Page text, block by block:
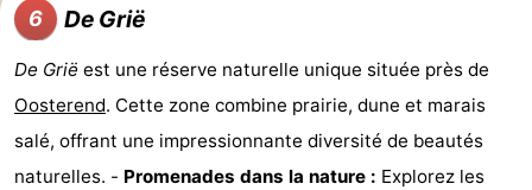
6 De Grië
De Grië est une réserve naturelle unique située près de
Oosterend. Cette zone combine prairie, dune et marais
salé, offrant une impressionnante diversité de beautés
naturelles. - Promenades dans la nature : Explorez les